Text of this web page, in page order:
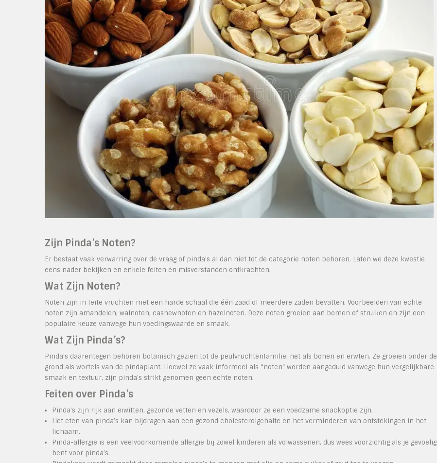
Zijn Pinda’s Noten?
Er bestaat vaak verwarring over de vraag of pinda’s al dan niet tot de categorie noten behoren. Laten we deze kwestie
eens nader bekijken en enkele feiten en misverstanden ontkrachten.
Wat Zijn Noten?
Noten zijn in feite vruchten met een harde schaal die één zaad of meerdere zaden bevatten. Voorbeelden van echte
noten zijn amandelen, walnoten, cashewnoten en hazelnoten. Deze noten groeien aan bomen of struiken en zijn een
populaire keuze vanwege hun voedingswaarde en smaak.
Wat Zijn Pinda’s?
Pinda’s daarentegen behoren botanisch gezien tot de peulvruchtenfamilie, net als bonen en erwten. Ze groeien onder de
grond als wortels van de pindaplant. Hoewel ze vaak informeel als “noten” worden aangeduid vanwege hun vergelijkbare
smaak en textuur, zijn pinda’s strikt genomen geen echte noten.
Feiten over Pinda’s
Pinda’s zijn rijk aan eiwitten, gezonde vetten en vezels, waardoor ze een voedzame snackoptie zijn.
Het eten van pinda’s kan bijdragen aan een gezond cholesterolgehalte en het verminderen van ontstekingen in het
lichaam.
Pinda-allergie is een veelvoorkomende allergie bij zowel kinderen als volwassenen, dus wees voorzichtig als je gevoelig
bent voor pinda’s.